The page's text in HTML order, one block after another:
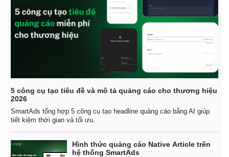
5 công cụ tạo tiêu đề và mô tả quảng cáo cho thương hiệu
2026
SmartAds tổng hợp 5 công cụ tạo headline quảng cáo bằng AI giúp
tiết kiệm thời gian và tối ưu.
Hình thức quảng cáo Native Article trên
hệ thống SmartAds